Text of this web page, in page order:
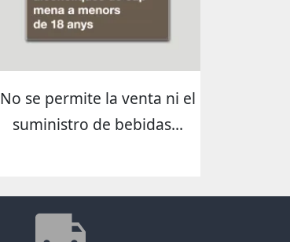
No se permite la venta ni el
suministro de bebidas...